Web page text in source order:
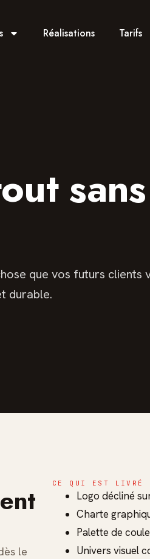
Réalisations Tarifs
que vos futurs clients
durable.
le
CE QUI EST LIVRÉ
Logo décliné
Charte
Palette de
Univers visuel